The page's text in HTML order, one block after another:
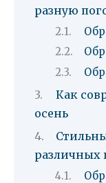
разную
Как
осень
различных